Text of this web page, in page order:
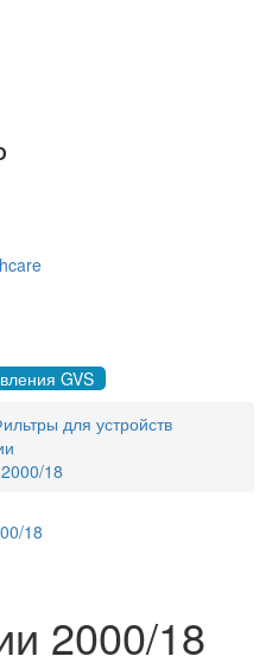
GVS
для устройств
18
2000/18